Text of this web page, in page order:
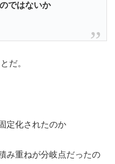
ではないか
だ。
定化されたのか
み重ねが分岐点だったの